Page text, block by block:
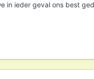
in ieder geval ons best